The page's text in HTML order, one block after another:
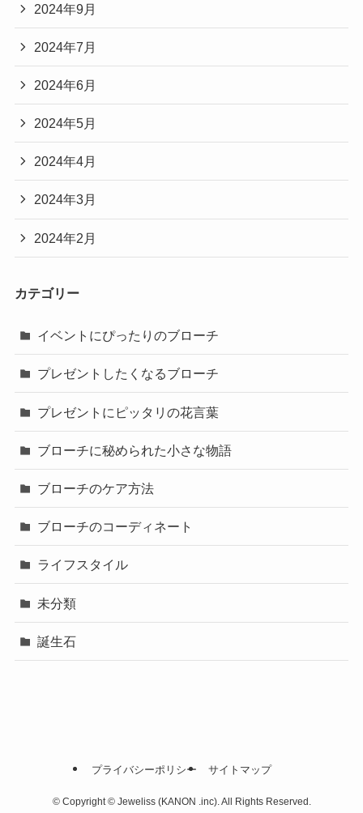
2024年9月
2024年7月
2024年6月
2024年5月
2024年4月
2024年3月
2024年2月
カテゴリー
イベントにぴったりのブローチ
プレゼントしたくなるブローチ
プレゼントにピッタリの花言葉
ブローチに秘められた小さな物語
ブローチのケア方法
ブローチのコーディネート
ライフスタイル
未分類
誕生石
プライバシーポリシー サイトマップ
©Copyright © Jeweliss (KANON .inc). All Rights Reserved.